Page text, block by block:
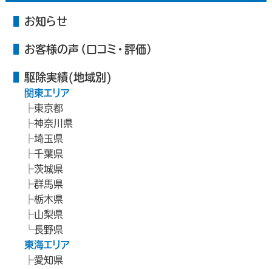
お知らせ
お客様の声（口コミ・評価）
駆除実績(地域別)
関東エリア
東京都
神奈川県
埼玉県
千葉県
茨城県
群馬県
栃木県
山梨県
長野県
東海エリア
愛知県